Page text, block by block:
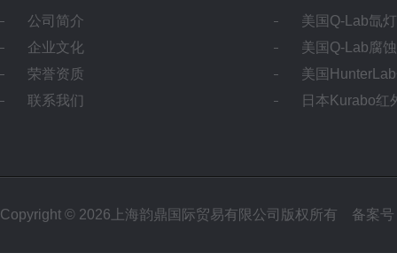
公司简介
企业文化
荣誉资质
联系我们
美国Q-Lab氙
美国Q-Lab腐
美国
日本Kurabo红
Copyright © 2026上海韵鼎国际贸易有限公司版权所有 备案